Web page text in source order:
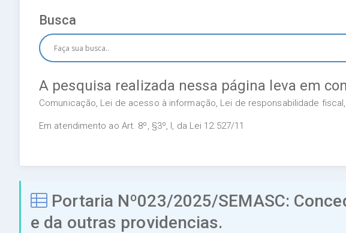
Busca
A pesquisa realizada nessa página leva em
Comunicação, Lei de acesso à informação, Lei de responsabilidade
Em atendimento ao Art. 8º, §3º, I, da Lei 12.527/11
Portaria Nº023/2025/SEMASC:
e da outras providencias.